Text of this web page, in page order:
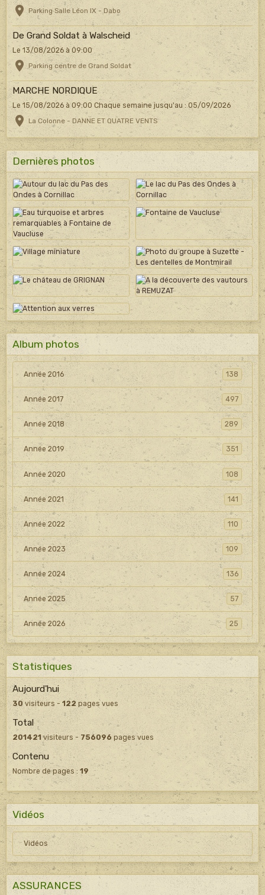
Parking Salle Léon IX - Dabo
De Grand Soldat à Walscheid
Le 13/08/2026 à 09:00
Parking centre de Grand Soldat
MARCHE NORDIQUE
Le 15/08/2026 à 09:00 Chaque semaine jusqu'au : 05/09/2026
La Colonne - DANNE ET QUATRE VENTS
Dernières photos
Album photos
Année 2016 138
Année 2017 497
Année 2018 289
Année 2019 351
Année 2020 108
Année 2021 141
Année 2022 110
Année 2023 109
Année 2024 136
Année 2025 57
Année 2026 25
Statistiques
Aujourd'hui
30visiteurs - 122 pages vues
Total
201421visiteurs -756096pages vues
Contenu
Nombre de pages : 19
Vidéos
Vidéos
ASSURANCES